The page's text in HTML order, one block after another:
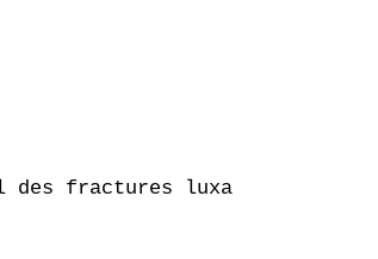
des fractures luxation de